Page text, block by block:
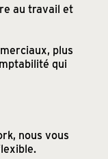
au travail et
plus
qui
nous vous